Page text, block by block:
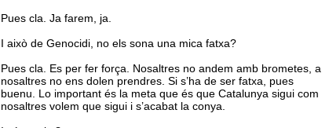
Pues cla. Ja farem, ja.
I això de Genocidi, no els sona una mica fatxa?
Pues cla. Es per fer força. Nosaltres no andem amb brometes, a
nosaltres no ens dolen prendres. Si s’ha de ser fatxa, pues
buenu. Lo important és la meta que és que Catalunya sigui com
nosaltres volem que sigui i s’acabat la conya.